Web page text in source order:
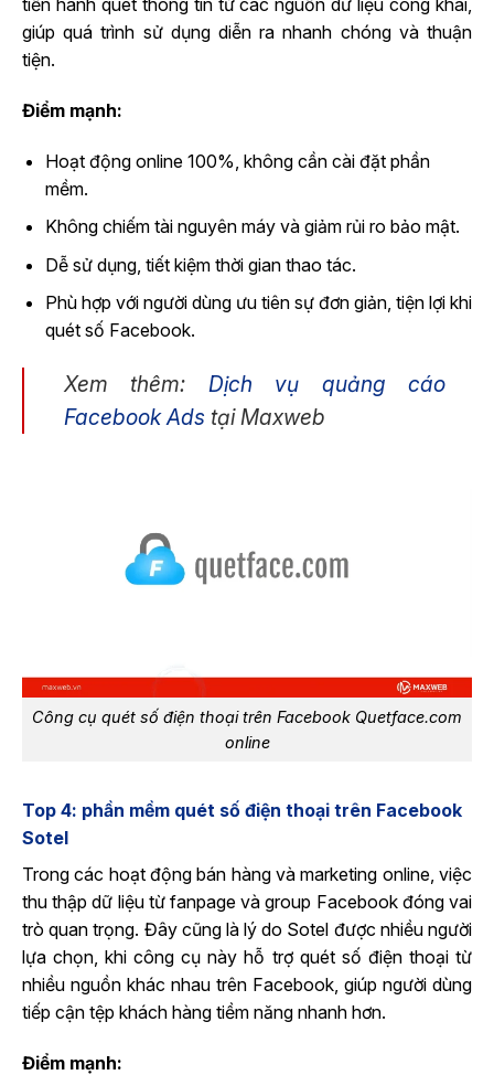
tiến hành quét thông tin từ các nguồn dữ liệu công khai,
giúp quá trình sử dụng diễn ra nhanh chóng và thuận
tiện.
Điểm mạnh:
Hoạt động online 100%, không cần cài đặt phần
mềm.
Không chiếm tài nguyên máy và giảm rủi ro bảo mật.
Dễ sử dụng, tiết kiệm thời gian thao tác.
Phù hợp với người dùng ưu tiên sự đơn giản, tiện lợi khi
quét số Facebook.
Xem thêm: Dịch vụ quảng cáo
Facebook Ads tại Maxweb
Công cụ quét số điện thoại trên Facebook Quetface.com
online
Top 4: phần mềm quét số điện thoại trên Facebook
Sotel
Trong các hoạt động bán hàng và marketing online, việc
thu thập dữ liệu từ fanpage và group Facebook đóng vai
trò quan trọng. Đây cũng là lý do Sotel được nhiều người
lựa chọn, khi công cụ này hỗ trợ quét số điện thoại từ
nhiều nguồn khác nhau trên Facebook, giúp người dùng
tiếp cận tệp khách hàng tiềm năng nhanh hơn.
Điểm mạnh: